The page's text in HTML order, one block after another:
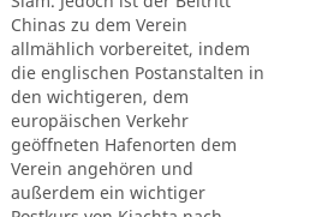
Chinas zu dem Verein
allmählich vorbereitet, indem
die englischen Postanstalten in
den wichtigeren, dem
europäischen Verkehr
geöffneten Hafenorten dem
Verein angehören und
außerdem ein wichtiger